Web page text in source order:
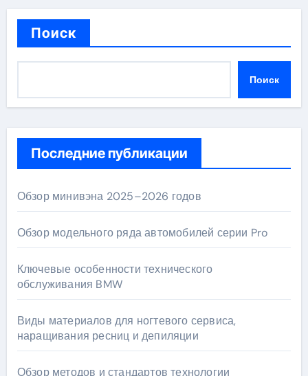
Поиск
Поиск
Последние публикации
Обзор минивэна 2025–2026 годов
Обзор модельного ряда автомобилей серии Pro
Ключевые особенности технического
обслуживания BMW
Виды материалов для ногтевого сервиса,
наращивания ресниц и депиляции
Обзор методов и стандартов технологии